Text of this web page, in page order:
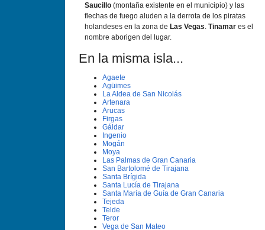
Saucillo (montaña existente en el municipio) y las
flechas de fuego aluden a la derrota de los piratas
holandeses en la zona de Las Vegas. Tinamar es el
nombre aborigen del lugar.
En la misma isla...
Agaete
Agüimes
La Aldea de San Nicolás
Artenara
Arucas
Firgas
Gáldar
Ingenio
Mogán
Moya
Las Palmas de Gran Canaria
San Bartolomé de Tirajana
Santa Brí­gida
Santa Lucí­a de Tirajana
Santa Marí­a de Guí­a de Gran Canaria
Tejeda
Telde
Teror
Vega de San Mateo